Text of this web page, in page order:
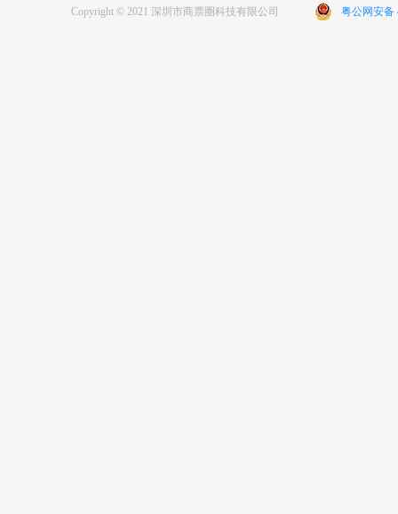
Copyright © 2021 深圳市商票圈科技有限公司 粤公网安备